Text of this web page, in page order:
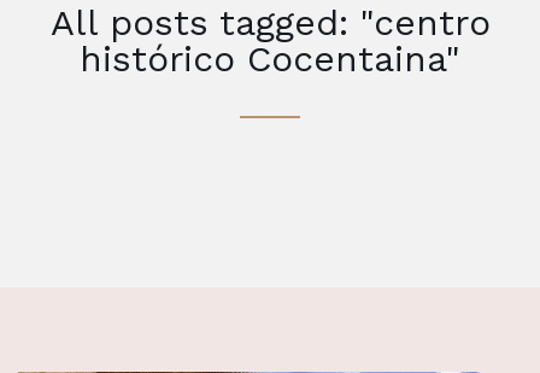
All posts tagged: "centro
histórico Cocentaina"